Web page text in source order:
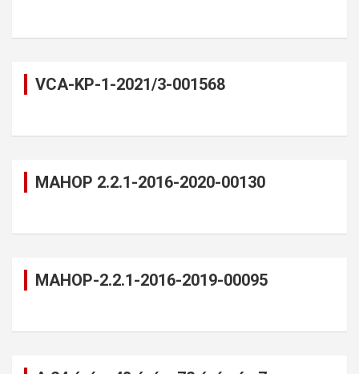
VCA-KP-1-2021/3-001568
MAHOP 2.2.1-2016-2020-00130
MAHOP-2.2.1-2016-2019-00095